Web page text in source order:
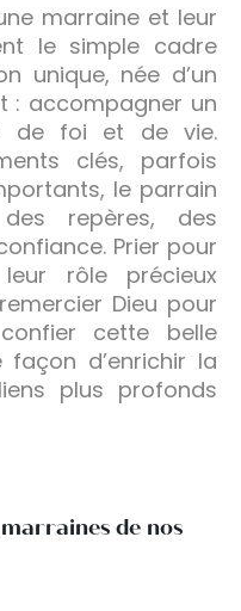
marraine et leur
le simple cadre
unique, née d’un
: accompagner un
de foi et de vie.
clés, parfois
le parrain
repères, des
Prier pour
rôle précieux
Dieu pour
cette belle
façon d’enrichir la
plus profonds
de nos